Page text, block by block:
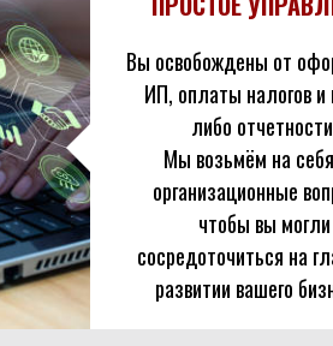
Вы освобождены от
ИП, оплаты налогов и
либо
Мы возьмём на
организационные
чтобы вы могли
сосредоточиться на
развитии вашего